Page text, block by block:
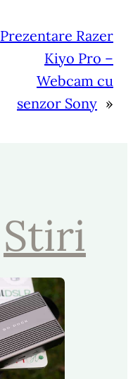
Prezentare Razer
Kiyo Pro –
Webcam cu
senzor Sony »
Stiri